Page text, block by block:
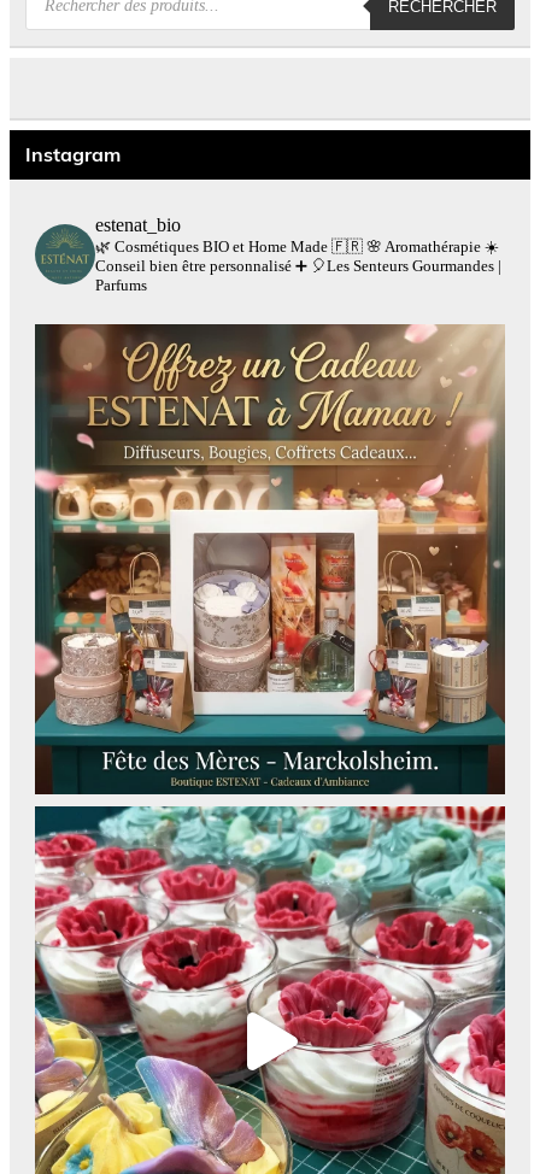
produits
RECHERCHER
Instagram
estenat_bio
🌿 Cosmétiques BIO et Home Made 🇫🇷🌸 Aromathérapie☀️
Conseil bien être personnalisé➕🎈Les Senteurs Gourmandes |
Parfums